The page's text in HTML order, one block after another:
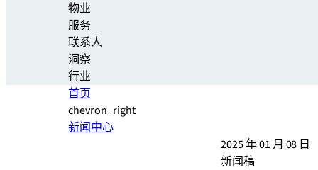
物业
服务
联系人
洞察
行业
首页
chevron_right
新闻中心
2025 年 01 月 08 日
新闻稿